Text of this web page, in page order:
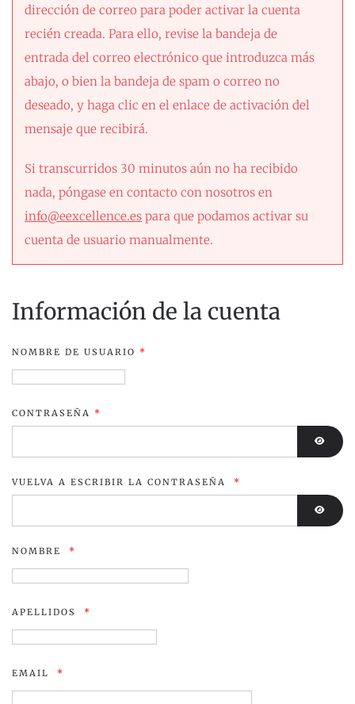
dirección de correo para poder activar la cuenta
recién creada. Para ello, revise la bandeja de
entrada del correo electrónico que introduzca más
abajo, o bien la bandeja de spam o correo no
deseado, y haga clic en el enlace de activación del
mensaje que recibirá.
Si transcurridos 30 minutos aún no ha recibido
nada, póngase en contacto con nosotros en
info@eexcellence.es para que podamos activar su
cuenta de usuario manualmente.
Información de la cuenta
NOMBRE DE USUARIO *
CONTRASEÑA *
VUELVA A ESCRIBIR LA CONTRASEÑA *
NOMBRE *
APELLIDOS *
EMAIL *